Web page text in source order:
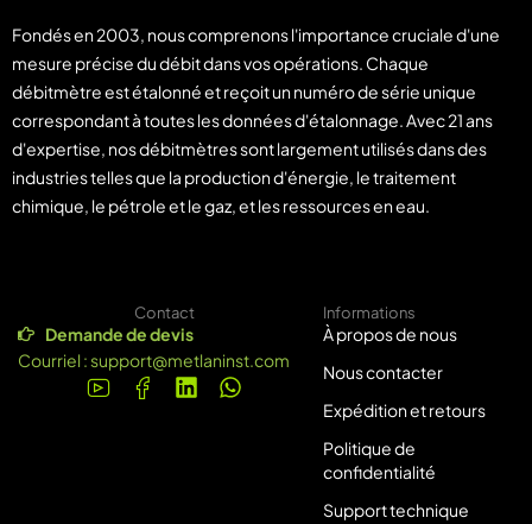
Fondés en 2003, nous comprenons l'importance cruciale d'une
mesure précise du débit dans vos opérations. Chaque
débitmètre est étalonné et reçoit un numéro de série unique
correspondant à toutes les données d'étalonnage. Avec 21 ans
d'expertise, nos débitmètres sont largement utilisés dans des
industries telles que la production d'énergie, le traitement
chimique, le pétrole et le gaz, et les ressources en eau.
Contact
Demande de devis
Courriel :support@metlaninst.com
Informations
À propos de nous
Nous contacter
Expédition et retours
Politique de
confidentialité
Support technique